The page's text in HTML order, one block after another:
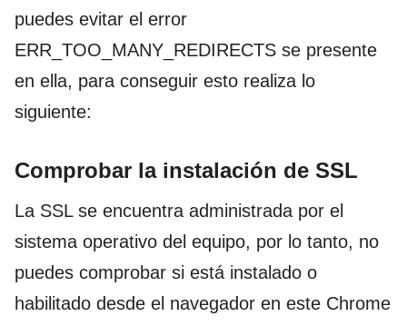
puedes evitar el error
ERR_TOO_MANY_REDIRECTS se presente
en ella, para conseguir esto realiza lo
siguiente:
Comprobar la instalación de SSL
La SSL se encuentra administrada por el
sistema operativo del equipo, por lo tanto, no
puedes comprobar si está instalado o
habilitado desde el navegador en este Chrome